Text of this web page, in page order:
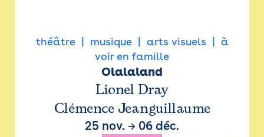
théâtre musique arts visuels
à
voir en famille
Olalaland
Lionel Dray
Clémence Jeanguillaume
25 nov. → 06 déc.